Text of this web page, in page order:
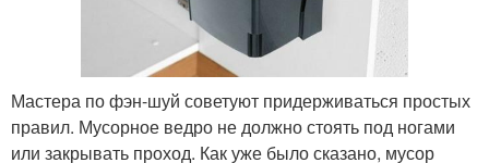
Мастера по фэн-шуй советуют придерживаться простых
правил. Мусорное ведро не должно стоять под ногами
или закрывать проход. Как уже было сказано, мусор